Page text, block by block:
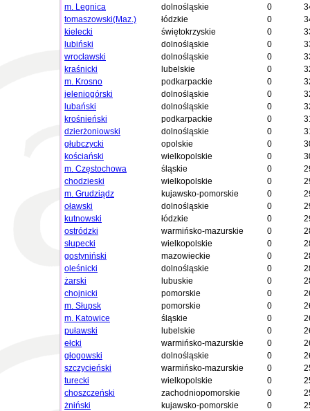
m. Legnica
dolnośląskie 0
tomaszowski(Maz.)
łódzkie 0
kielecki
świętokrzyskie 0
lubiński
dolnośląskie 0
wrocławski
dolnośląskie 0
kraśnicki
lubelskie 0
m. Krosno
podkarpackie 0
jeleniogórski
dolnośląskie 0
lubański
dolnośląskie 0
krośnieński
podkarpackie 0
dzierżoniowski
dolnośląskie 0
głubczycki
opolskie 0
kościański
wielkopolskie 0
m. Częstochowa
śląskie 0
chodzieski
wielkopolskie 0
m. Grudziądz
kujawsko-pomorskie 0
oławski
dolnośląskie 0
kutnowski
łódzkie 0
ostródzki
warmińsko-mazurskie 0
słupecki
wielkopolskie 0
gostyniński
mazowieckie 0
oleśnicki
dolnośląskie 0
żarski
lubuskie 0
chojnicki
pomorskie 0
m. Słupsk
pomorskie 0
m. Katowice
śląskie 0
puławski
lubelskie 0
ełcki
warmińsko-mazurskie 0
głogowski
dolnośląskie 0
szczycieński
warmińsko-mazurskie 0
turecki
wielkopolskie 0
choszczeński
zachodniopomorskie 0
żniński
kujawsko-pomorskie 0